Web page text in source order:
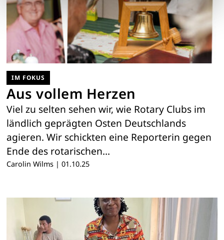
IM FOKUS
Aus vollem Herzen
Viel zu selten sehen wir, wie Rotary Clubs im
ländlich geprägten Osten Deutschlands
agieren. Wir schickten eine Reporterin gegen
Ende des rotarischen…
Carolin Wilms | 01.10.25